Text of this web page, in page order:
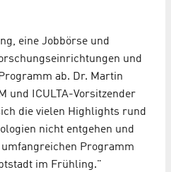
eine Jobbörse und
und
ab. Dr. Martin
und ICULTA-Vorsitzender
die vielen Highlights rund
nicht entgehen und
Programm
im Frühling."